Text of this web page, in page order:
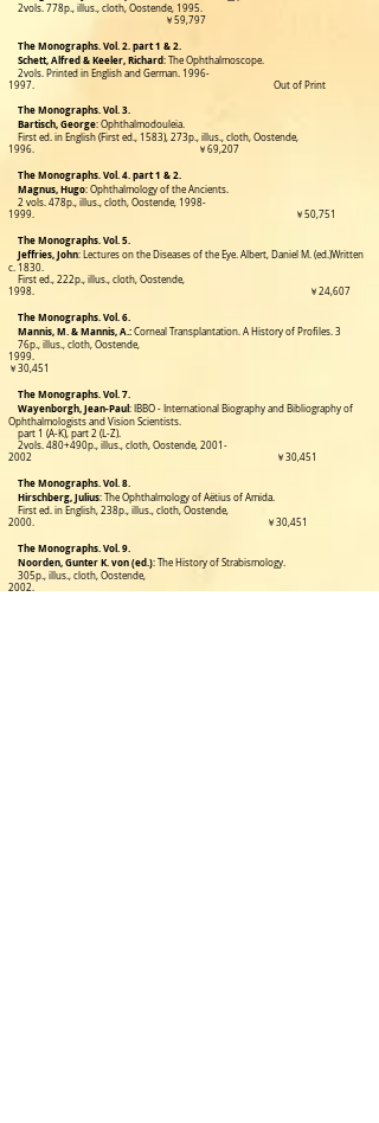
2vols. 778p., illus., cloth, Oostende, 1 995.
￥59,797
The Monographs. Vol. 2. part 1 & 2.
Schett, Alfred & Keeler, Richard: The Ophthalmoscope.
2vols. Printed in English and German. 1996-
1997. Out of Print
The Monographs. Vol. 3.
Bartisch, George: Ophthalmodouleia.
First ed. in English (First ed., 1583), 273p., illus., cloth, Oostende,
1996. ￥69,207
The Monographs. Vol. 4. part 1 & 2.
Magnus, Hugo: Ophthalmology of the Ancients.
2 vols. 478p., illus., cloth, Oostende, 1998-
1999. ￥50,751
The Monographs. Vol. 5.
Jeffries, John: Lectures on the Diseases of the Eye. Albert, Daniel M. (ed.)Written
c. 1830.
First ed., 222p., illus., cloth, Oostende,
1998. ￥24,607
The Monographs. Vol. 6.
Mannis, M. & Mannis, A.: Corneal Transplantation. A History of Profiles. 3
76p., illus., cloth, Oostende,
1999.
￥30,451
The Monographs. Vol. 7.
Wayenborgh, Jean-Paul: IBBO - International Biography and Bibliography of
Ophthalmologists and Vision Scientists.
part 1 (A-K), part 2 (L-Z).
2vols. 480+490p., illus., cloth, Oostende, 2001-
2002 ￥30,451
The Monographs. Vol. 8.
Hirschberg, Julius: The Ophthalmology of Aëtius of Amida.
First ed. in English, 238p., illus., cloth, Oostende,
2000.
￥30,451
The Monographs. Vol. 9.
Noorden, Gunter K. von (ed.): The History of Strabismology.
305p., illus., cloth, Oostende,
2002.